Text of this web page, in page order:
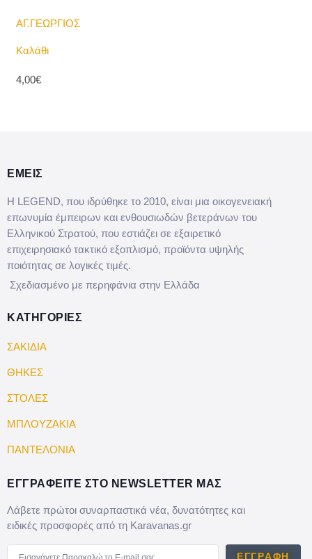
ΑΓ.ΓΕΩΡΓΙΟΣ
Καλάθι
4,00€
ΕΜΕΙΣ
Η LEGEND, που ιδρύθηκε το 2010, είναι μια οικογενειακή
επωνυμία έμπειρων και ενθουσιωδών βετεράνων του
Ελληνικού Στρατού, που εστιάζει σε εξαιρετικό
επιχειρησιακό τακτικό εξοπλισμό, προϊόντα υψηλής
ποιότητας σε λογικές τιμές.
Σχεδιασμένο με περηφάνια στην Ελλάδα
ΚΑΤΗΓΟΡΙΕΣ
ΣΑΚΙΔΙΑ
ΘΗΚΕΣ
ΣΤΟΛΕΣ
ΜΠΛΟΥΖΑΚΙΑ
ΠΑΝΤΕΛΟΝΙΑ
ΕΓΓΡΑΦΕΙΤΕ ΣΤΟ NEWSLETTER ΜΑΣ
Λάβετε πρώτοι συναρπαστικά νέα, δυνατότητες και
ειδικές προσφορές από τη Karavanas.gr
ΕΓΓΡΑΦΉ